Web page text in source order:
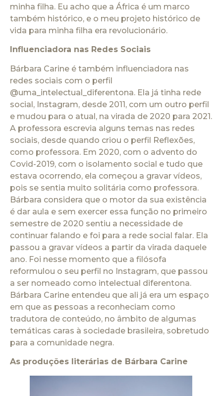
minha filha. Eu acho que a África é um marco
também histórico, e o meu projeto histórico de
vida para minha filha era revolucionário.
Influenciadora nas Redes Sociais
Bárbara Carine é também influenciadora nas
redes sociais com o perfil
@uma_intelectual_diferentona. Ela já tinha rede
social, Instagram, desde 2011, com um outro perfil
e mudou para o atual, na virada de 2020 para 2021.
A professora escrevia alguns temas nas redes
sociais, desde quando criou o perfil Reflexões,
como professora. Em 2020, com o advento do
Covid-2019, com o isolamento social e tudo que
estava ocorrendo, ela começou a gravar vídeos,
pois se sentia muito solitária como professora.
Bárbara considera que o motor da sua existência
é dar aula e sem exercer essa função no primeiro
semestre de 2020 sentiu a necessidade de
continuar falando e foi para a rede social falar. Ela
passou a gravar vídeos a partir da virada daquele
ano. Foi nesse momento que a filósofa
reformulou o seu perfil no Instagram, que passou
a ser nomeado como intelectual diferentona.
Bárbara Carine entendeu que ali já era um espaço
em que as pessoas a reconheciam como
tradutora de conteúdo, no âmbito de algumas
temáticas caras à sociedade brasileira, sobretudo
para a comunidade negra.
As produções literárias de Bárbara Carine